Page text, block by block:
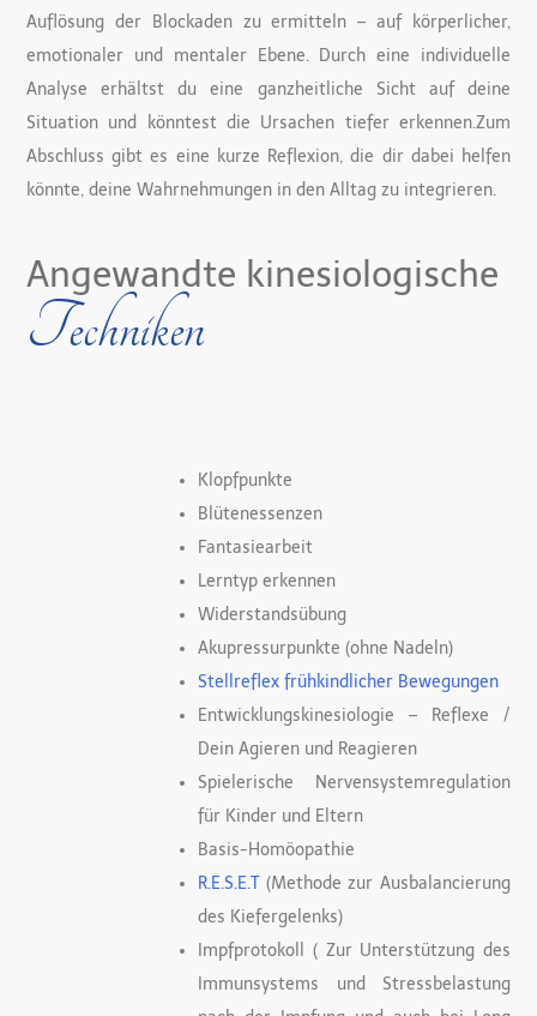
Auflösung der Blockaden zu ermitteln – auf körperlicher,
emotionaler und mentaler Ebene. Durch eine individuelle
Analyse erhältst du eine ganzheitliche Sicht auf deine
Situation und könntest die Ursachen tiefer erkennen.Zum
Abschluss gibt es eine kurze Reflexion, die dir dabei helfen
könnte, deine Wahrnehmungen in den Alltag zu integrieren.
Angewandte kinesiologische
Techniken
Klopfpunkte
Blütenessenzen
Fantasiearbeit
Lerntyp erkennen
Widerstandsübung
Akupressurpunkte (ohne Nadeln)
Stellreflex frühkindlicher Bewegungen
Entwicklungskinesiologie – Reflexe /
Dein Agieren und Reagieren
Spielerische Nervensystemregulation
für Kinder und Eltern
Basis-Homöopathie
R.E.S.E.T(Methode zur Ausbalancierung
des Kiefergelenks)
Impfprotokoll ( Zur Unterstützung des
Immunsystems und Stressbelastung